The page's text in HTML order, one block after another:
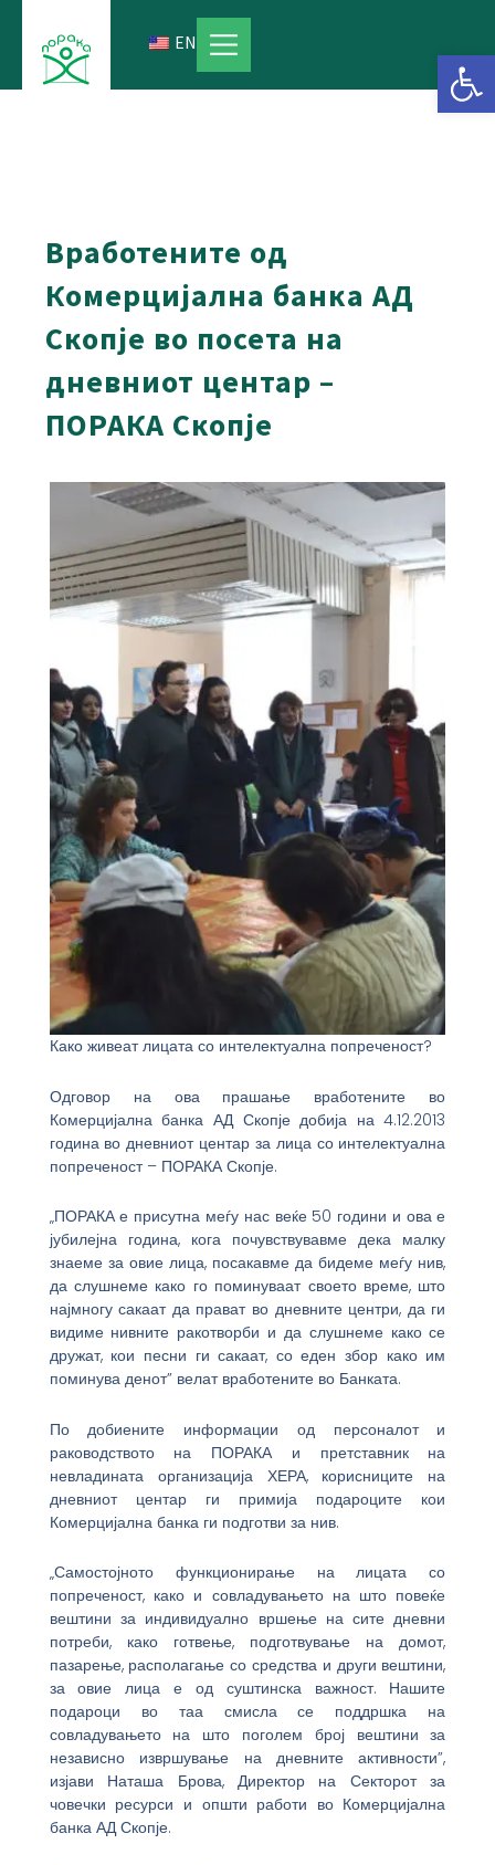
content
EN
Вработените од
Комерцијална банка АД
Скопје во посета на
дневниот центар –
ПОРАКА Скопје
Како живеат лицата со интелектуална попреченост?
Одговор на ова прашање вработените во
Комерцијална банка АД Скопје добија на 4.12.2013
година во дневниот центар за лица со интелектуална
попреченост – ПОРАКА Скопје.
„ПОРАКА е присутна меѓу нас веќе 50 години и ова е
јубилејна година, кога почувствувавме дека малку
знаеме за овие лица, посакавме да бидеме меѓу нив,
да слушнеме како го поминуваат своето време, што
најмногу сакаат да прават во дневните центри, да ги
видиме нивните ракотворби и да слушнеме како се
дружат, кои песни ги сакаат, со еден збор како им
поминува денот” велат вработените во Банката.
По добиените информации од персоналот и
раководството на ПОРАКА и претставник на
невладината организација ХЕРА, корисниците на
дневниот центар ги примија подароците кои
Комерцијална банка ги подготви за нив.
„Самостојното функционирање на лицата со
попреченост, како и совладувањето на што повеќе
вештини за индивидуално вршење на сите дневни
потреби, како готвење, подготвување на домот,
пазарење, располагање со средства и други вештини,
за овие лица е од суштинска важност. Нашите
подароци во таа смисла се поддршка на
совладувањето на што поголем број вештини за
независно извршување на дневните активности”,
изјави Наташа Брова, Директор на Секторот за
човечки ресурси и општи работи во Комерцијална
банка АД Скопје.